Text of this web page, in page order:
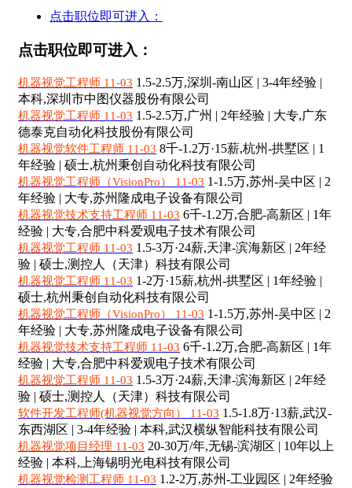
点击职位即可进入：
点击职位即可进入：
机器视觉工程师 11-03 1.5-2.5万,深圳-南山区 | 3-4年经验 |
本科,深圳市中图仪器股份有限公司
机器视觉工程师 11-03 1.5-2.5万,广州 | 2年经验 | 大专,广东
德泰克自动化科技股份有限公司
机器视觉软件工程师 11-03 8千-1.2万·15薪,杭州-拱墅区 | 1
年经验 | 硕士,杭州秉创自动化科技有限公司
机器视觉工程师（VisionPro） 11-03 1-1.5万,苏州-吴中区 | 2
年经验 | 大专,苏州隆成电子设备有限公司
机器视觉技术支持工程师 11-03 6千-1.2万,合肥-高新区 | 1年
经验 | 大专,合肥中科爱观电子技术有限公司
机器视觉工程师 11-03 1.5-3万·24薪,天津-滨海新区 | 2年经
验 | 硕士,测控人（天津）科技有限公司
机器视觉工程师 11-03 1-2万·15薪,杭州-拱墅区 | 1年经验 |
硕士,杭州秉创自动化科技有限公司
机器视觉工程师（VisionPro） 11-03 1-1.5万,苏州-吴中区 | 2
年经验 | 大专,苏州隆成电子设备有限公司
机器视觉技术支持工程师 11-03 6千-1.2万,合肥-高新区 | 1年
经验 | 大专,合肥中科爱观电子技术有限公司
机器视觉工程师 11-03 1.5-3万·24薪,天津-滨海新区 | 2年经
验 | 硕士,测控人（天津）科技有限公司
软件开发工程师(机器视觉方向） 11-03 1.5-1.8万·13薪,武汉-
东西湖区 | 3-4年经验 | 本科,武汉横纵智能科技有限公司
机器视觉项目经理 11-03 20-30万/年,无锡-滨湖区 | 10年以上
经验 | 本科,上海锡明光电科技有限公司
机器视觉检测工程师 11-03 1.2-2万,苏州-工业园区 | 2年经验